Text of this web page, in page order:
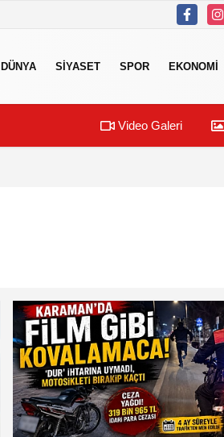
DÜNYA SIYASET SPOR EKONOMI
Video Galeri